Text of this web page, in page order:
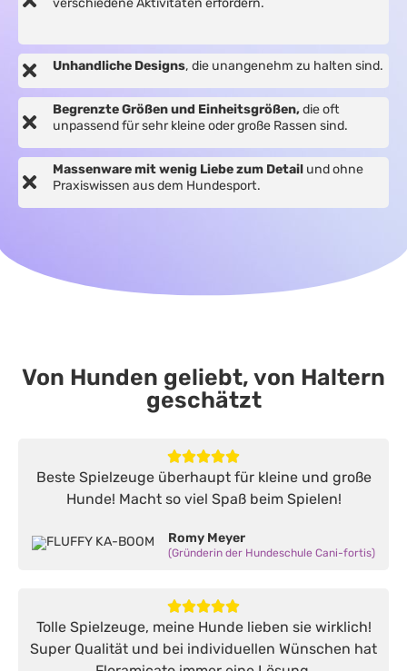
verschiedene Aktivitäten erfordern.
Unhandliche Designs, die unangenehm zu halten sind.
Begrenzte Größen und Einheitsgrößen,die oft
unpassend für sehr kleine oder große Rassen sind.
Massenware mit wenig Liebe zum Detail und ohne
Praxiswissen aus dem Hundesport.
Von Hunden geliebt, von Haltern
geschätzt
Beste Spielzeuge überhaupt für kleine und große
Hunde! Macht so viel Spaß beim Spielen!
Romy Meyer
(Gründerin der Hundeschule Cani-fortis)
Tolle Spielzeuge, meine Hunde lieben sie wirklich!
Super Qualität und bei individuellen Wünschen hat